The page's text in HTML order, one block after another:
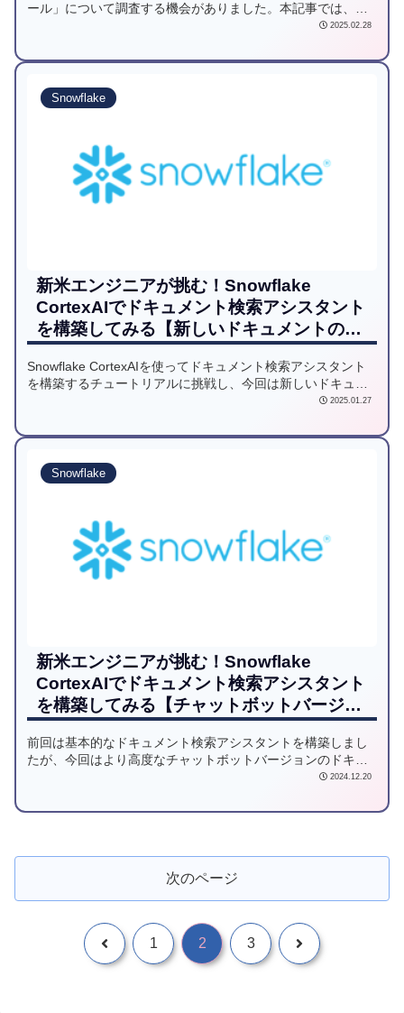
ール」について調査する機会がありました。本記事では、コ
ンピュートプールについて調べたことを皆さんと共有したい
2025.02.28
Snowflake
新米エンジニアが挑む！Snowflake
CortexAIでドキュメント検索アシスタント
を構築してみる【新しいドキュメントの自
動処理】
Snowflake CortexAIを使ってドキュメント検索アシスタント
を構築するチュートリアルに挑戦し、今回は新しいドキュメ
2025.01.27
Snowflake
新米エンジニアが挑む！Snowflake
CortexAIでドキュメント検索アシスタント
を構築してみる【チャットボットバージョ
ン】
前回は基本的なドキュメント検索アシスタントを構築しまし
たが、今回はより高度なチャットボットバージョンのドキュ
メント検索アシスタントの構築に踏み込んでみたいと思いま
2024.12.20
次のページ
1 2 3